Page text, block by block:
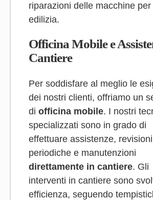
riparazioni delle macchine per
edilizia.
Officina Mobile e
Cantiere
Per soddisfare al meglio le
dei nostri clienti, offriamo un
di officina mobile. I nostri
specializzati sono in grado di
effettuare assistenze, revisioni
periodiche e manutenzioni
direttamente in cantiere. Gli
interventi in cantiere sono
efficienza, seguendo